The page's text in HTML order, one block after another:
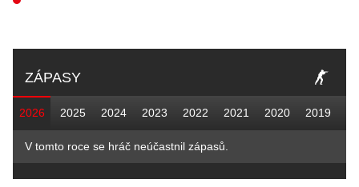
ZÁPASY
2026 2025 2024 2023 2022 2021 2020 2019
V tomto roce se hráč neúčastnil zápasů.